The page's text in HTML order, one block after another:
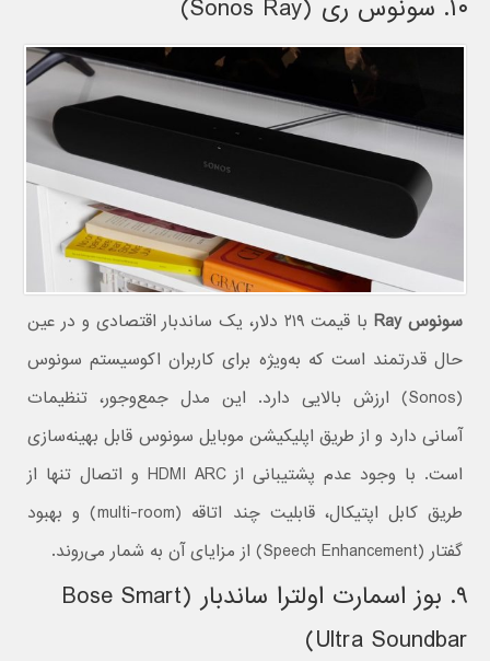
۱۰. سونوس ری (Sonos Ray)
سونوس Ray
با قیمت ۲۱۹ دلار، یک ساندبار اقتصادی و در عین
حال قدرتمند است که به‌ویژه برای کاربران اکوسیستم سونوس
(Sonos) ارزش بالایی دارد. این مدل جمع‌وجور، تنظیمات
آسانی دارد و از طریق اپلیکیشن موبایل سونوس قابل بهینه‌سازی
است. با وجود عدم پشتیبانی از HDMI ARC و اتصال تنها از
طریق کابل اپتیکال، قابلیت چند اتاقه (multi-room) و بهبود
گفتار (Speech Enhancement) از مزایای آن به شمار می‌روند.
۹. بوز اسمارت اولترا ساندبار (Bose Smart
Ultra Soundbar)